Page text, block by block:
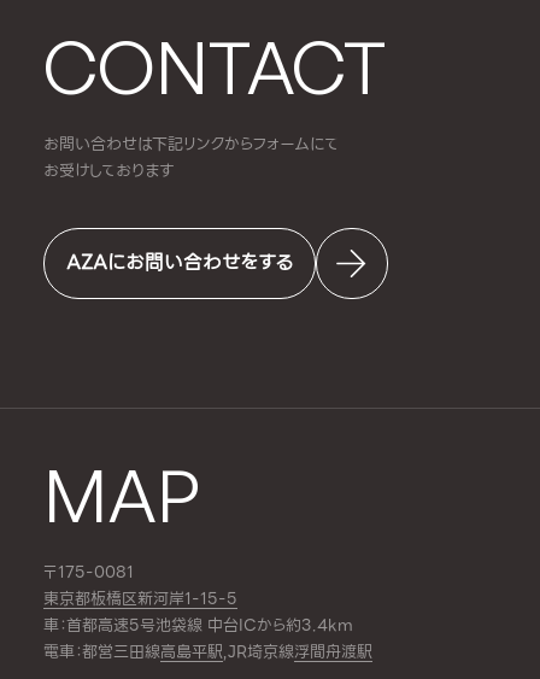
CONTACT
お問い合わせは下記リンクからフォームにて
お受けしております
AZAにお問い合わせをする
MAP
〒175-0081
東京都板橋区新河岸1-15-5
車：首都高速5号池袋線 中台ICから約3.4km
電車：都営三田線高島平駅,JR埼京線浮間舟渡駅